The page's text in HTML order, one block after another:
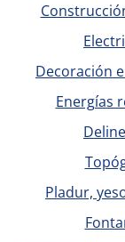
Decoración
Energías
Pladur,